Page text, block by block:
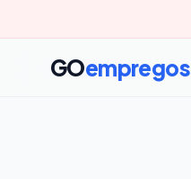
GOempregos